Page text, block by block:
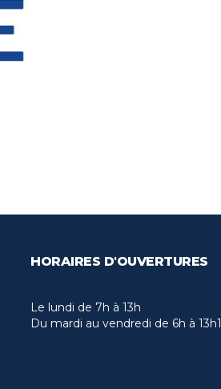
HORAIRES D'OUVERTURES
Le lundi de 7h à 13h
Du mardi au vendredi de 6h à